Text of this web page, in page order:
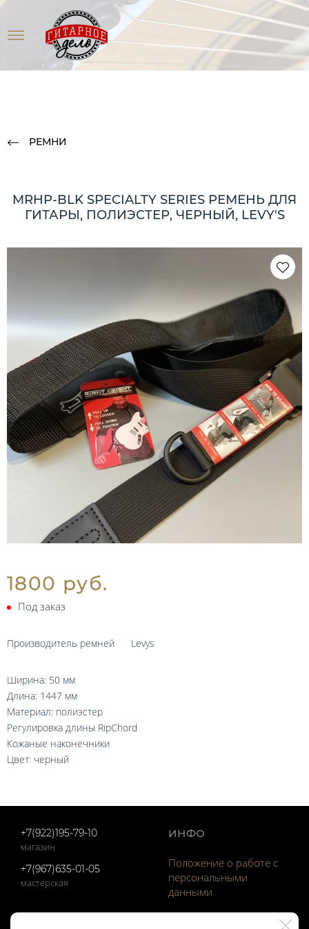
РЕМНИ
MRHP-BLK SPECIALTY SERIES РЕМЕНЬ ДЛЯ
ГИТАРЫ, ПОЛИЭСТЕР, ЧЕРНЫЙ, LEVY'S
1800 руб.
Под заказ
Производитель ремней Levys
Ширина: 50 мм
Длина: 1447 мм
Материал: полиэстер
Регулировка длины RipChord
Кожаные наконечники
Цвет: черный
+7(922)195-79-10
магазин
+7(967)635-01-05
мастерская
ИНФО
Положение о работе с
персональными
данными